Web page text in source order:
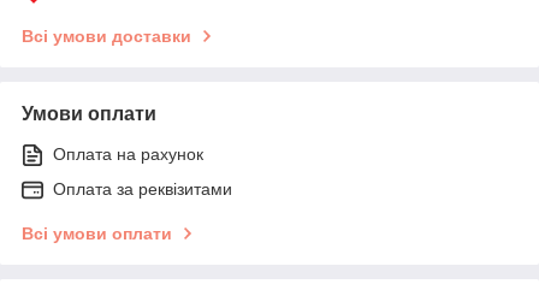
Всі умови доставки
Умови оплати
Оплата на рахунок
Оплата за реквізитами
Всі умови оплати